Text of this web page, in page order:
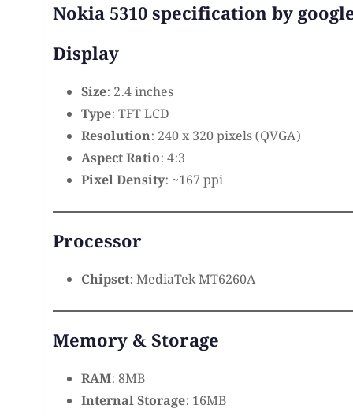
Nokia 5310 specification by
Display
Size: 2.4 inches
Type: TFT LCD
Resolution: 240 x 320 pixels (QVGA)
Aspect Ratio: 4:3
Pixel Density: ~167 ppi
Processor
Chipset: MediaTek MT6260A
Memory & Storage
RAM: 8MB
Internal Storage: 16MB